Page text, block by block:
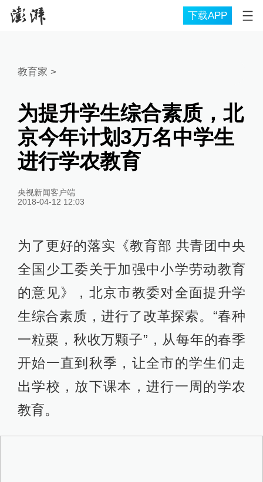
下载APP
教育家 >
为提升学生综合素质，北
京今年计划3万名中学生
进行学农教育
央视新闻客户端
2018-04-12 12:03
为了更好的落实《教育部 共青团中央
全国少工委关于加强中小学劳动教育
的意见》，北京市教委对全面提升学
生综合素质，进行了改革探索。“春种
一粒粟，秋收万颗子”，从每年的春季
开始一直到秋季，让全市的学生们走
出学校，放下课本，进行一周的学农
教育。